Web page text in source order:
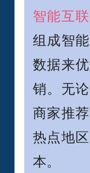
智能互
组成智
数据来
销。无
商家推
热点地
本。